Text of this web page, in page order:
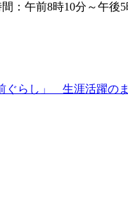
：午前8時10分～午後5
ぐらし」 生涯活躍の